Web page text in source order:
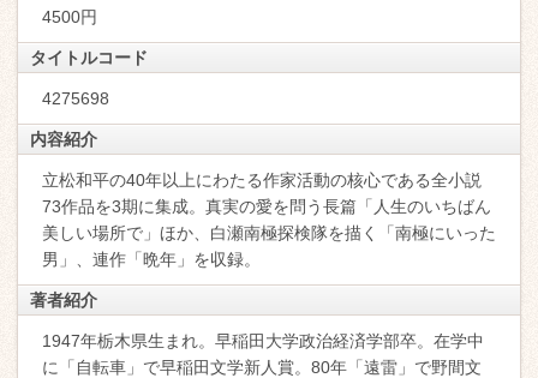
4500円
タイトルコード
4275698
内容紹介
立松和平の40年以上にわたる作家活動の核心である全小説
73作品を3期に集成。真実の愛を問う長篇「人生のいちばん
美しい場所で」ほか、白瀬南極探検隊を描く「南極にいった
男」、連作「晩年」を収録。
著者紹介
1947年栃木県生まれ。早稲田大学政治経済学部卒。在学中
に「自転車」で早稲田文学新人賞。80年「遠雷」で野間文